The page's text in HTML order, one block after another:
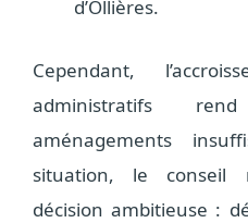
d’Ollières.
Cependant,
administratifs
aménagements
situation, le conseil
décision ambitieuse :